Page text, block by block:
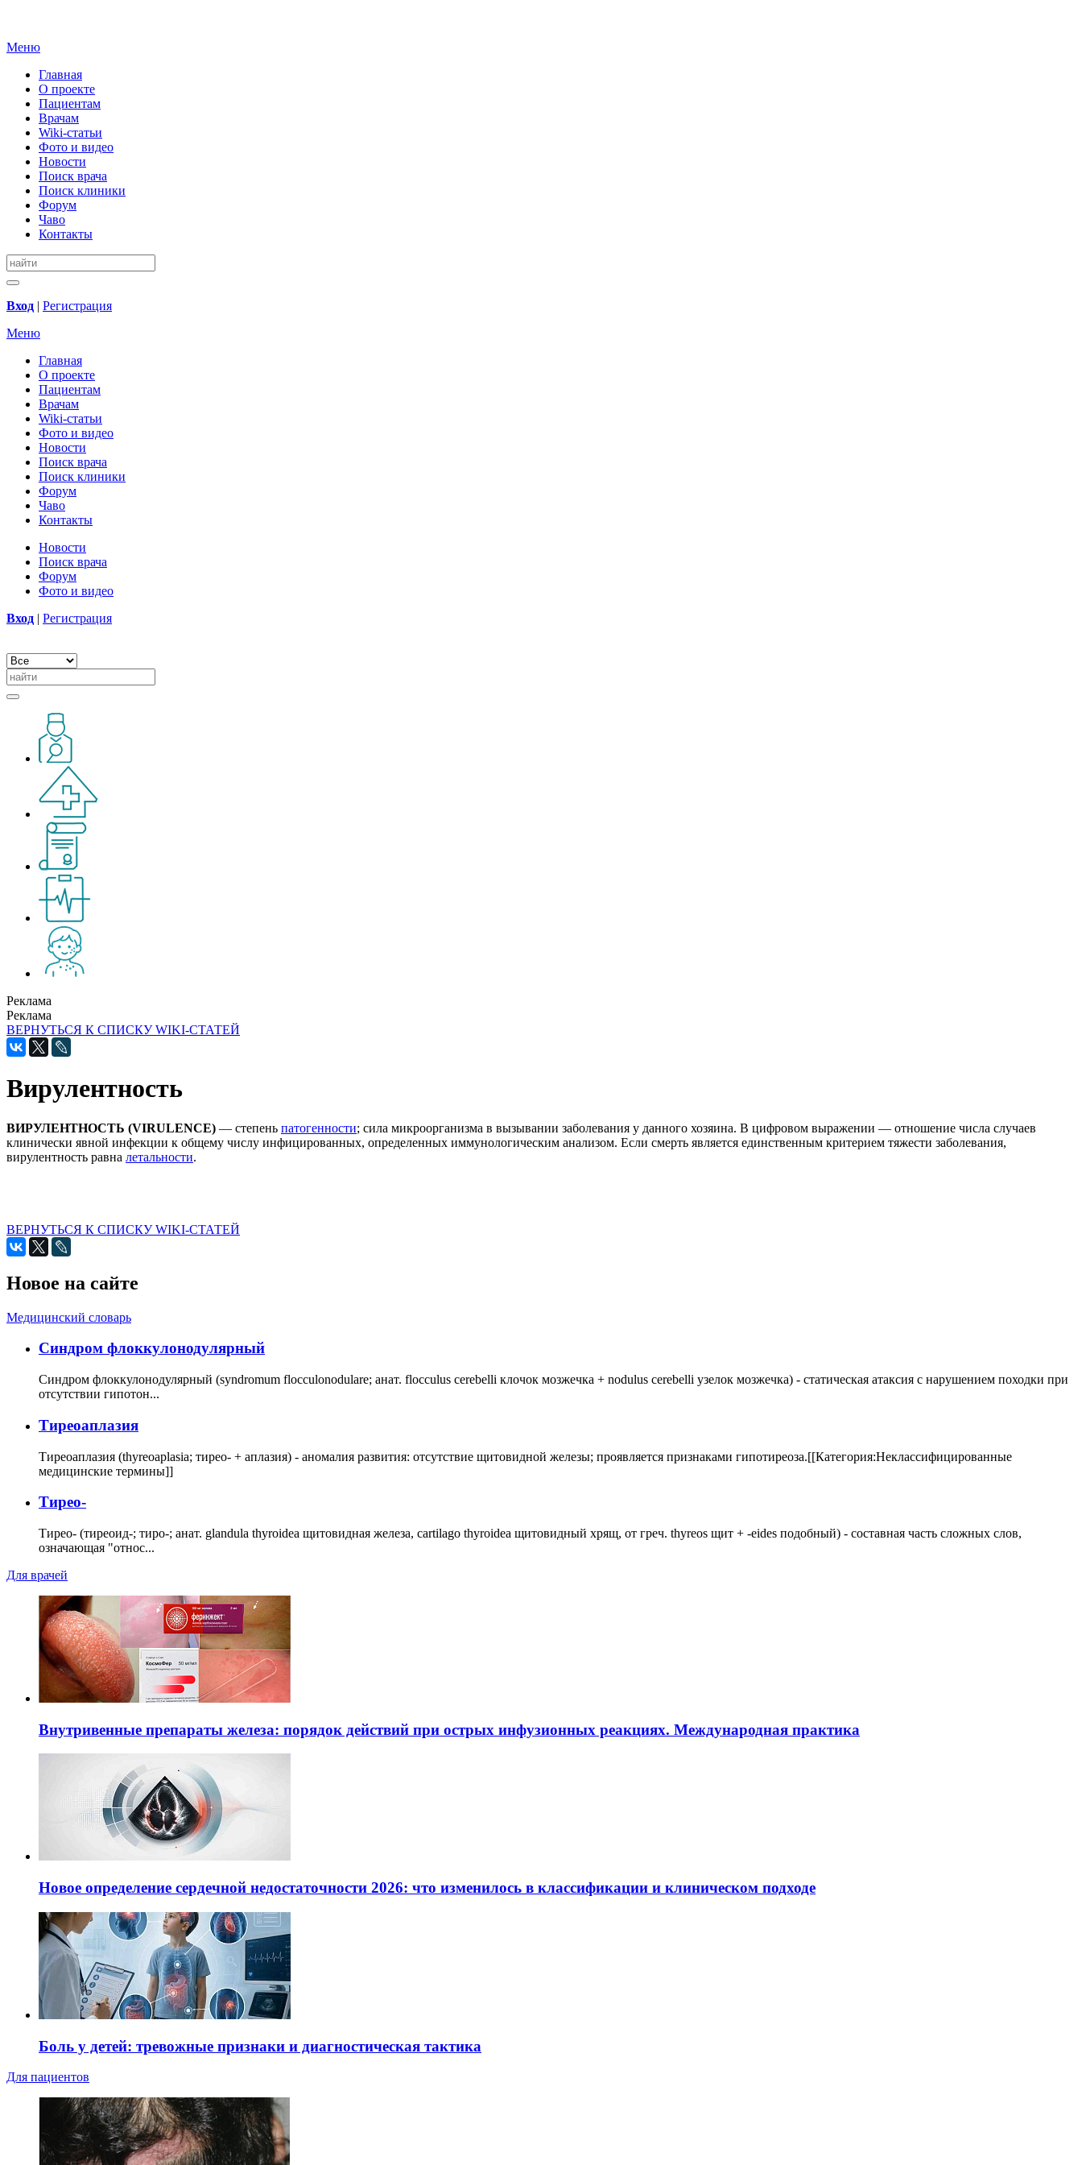
Меню
Главная
О проекте
Пациентам
Врачам
Wiki-статьи
Фото и видео
Новости
Поиск врача
Поиск клиники
Форум
Чаво
Контакты
Вход | Регистрация
Меню
Главная
О проекте
Пациентам
Врачам
Wiki-статьи
Фото и видео
Новости
Поиск врача
Поиск клиники
Форум
Чаво
Контакты
Новости
Поиск врача
Форум
Фото и видео
Вход | Регистрация
Реклама
Реклама
ВЕРНУТЬСЯ К СПИСКУ WIKI-СТАТЕЙ
Вирулентность
ВИРУЛЕНТНОСТЬ (VIRULENCE) — степень патогенности; сила микроорганизма в вызывании заболевания у данного хозяина. В цифровом выражении — отношение числа случаев
клинически явной инфекции к общему числу инфицированных, определенных иммунологическим анализом. Если смерть является единственным критерием тяжести заболевания,
вирулентность равна летальности.
ВЕРНУТЬСЯ К СПИСКУ WIKI-СТАТЕЙ
Новое на сайте
Медицинский словарь
Cиндром флоккулонодулярный
Синдром флоккулонодулярный (syndromum flocculonodulare; анат. flocculus cerebelli клочок мозжечка + nodulus cerebelli узелок мозжечка) - статическая атаксия с нарушением походки при
отсутствии гипотон...
Тиреоаплазия
Тиреоаплазия (thyreoaplasia; тирео- + аплазия) - аномалия развития: отсутствие щитовидной железы; проявляется признаками гипотиреоза.[[Категория:Неклассифицированные
медицинские термины]]
Тирео-
Тирео- (тиреоид-; тиро-; анат. glandula thyroidea щитовидная железа, cartilago thyroidea щитовидный хрящ, от греч. thyreos щит + -eides подобный) - составная часть сложных слов,
означающая "относ...
Для врачей
Внутривенные препараты железа: порядок действий при острых инфузионных реакциях. Международная практика
Новое определение сердечной недостаточности 2026: что изменилось в классификации и клиническом подходе
Боль у детей: тревожные признаки и диагностическая тактика
Для пациентов